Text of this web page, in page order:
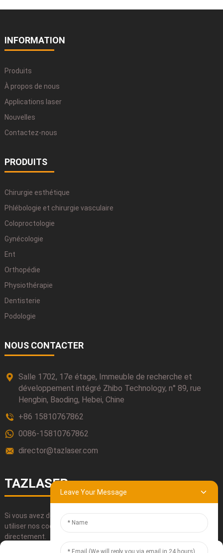
INFORMATION
Produits
À propos de nous
Applications laser
Nouvelles
Contactez-nous
PRODUITS
Chirurgie esthétique
Phlébologie et chirurgie vasculaire
Coloproctologie
Gynécologie
Ent
Orthopédie
Physiothérapie
Dentisterie
Podologie
NOUS CONTACTER
Salle 1702, 17e étage, Immeuble de recherche et
développement intégré Zhibo Technology, n° 89, rue
Hengbin, Baoding, Hebei, Chine
+86 15810767862
0086-15810767862
director@tazlaser.com
TAZLASER
Si vous avez des questions concernant nos produits, veuillez
utiliser nos coordonnées, nous envoyer un courriel ou nous appeler
directement.
Leave Your Message